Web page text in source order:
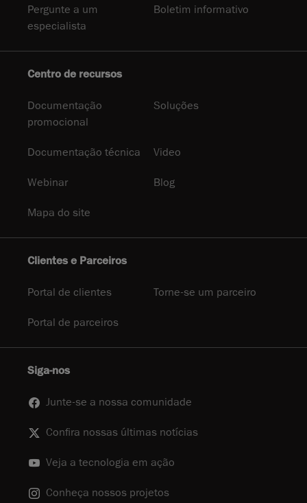
Pergunte a um
especialista
Boletim informativo
Centro de recursos
Documentação
promocional
Soluções
Documentação técnica Video
Webinar Blog
Mapa do site
Clientes e Parceiros
Portal de clientes Torne-se um parceiro
Portal de parceiros
Siga-nos
Junte-se a nossa comunidade
Confira nossas últimas notícias
Veja a tecnologia em ação
Conheça nossos projetos